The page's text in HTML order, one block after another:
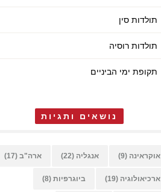
תולדות סין
תולדות רוסיה
תקופת ימי הביניים
נושאים ותגיות
אוקראינה (9) אנגליה (22) ארה"ב (17)
ארכיאולוגיה (19) ביוגרפיות (8)